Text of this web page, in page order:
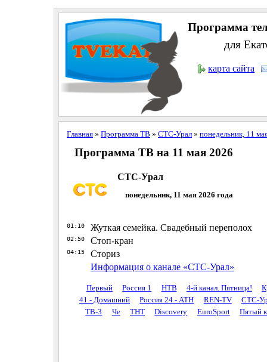
Программа
для
карта сайта
Главная» Программа ТВ » СТС-Урал» понедельник, 11
Программа ТВ на 11 мая 2026
СТС-Урал
понедельник, 11 мая 2026 года
01:10 Жуткая семейка. Свадебный переполох
02:50 Стоп-кран
04:15
Сториз
Информация о канале «СТС-Урал»
Первый Россия 1 НТВ 4-й канал. Пятница!
41 - Домашний
Россия 24 - АТН REN-TV
СТС-
ТВ-3
Че ТНТ Discovery EuroSport Пятый